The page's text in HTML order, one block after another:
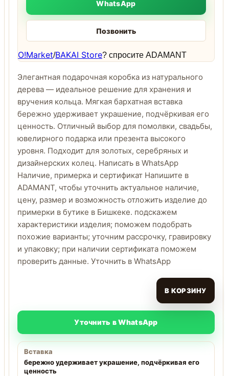
WhatsApp
Позвонить
O!Market/BAKAI Store? спросите ADAMANT
Элегантная подарочная коробка из натурального
дерева — идеальное решение для хранения и
вручения кольца. Мягкая бархатная вставка
бережно удерживает украшение, подчёркивая его
ценность. Отличный выбор для помолвки, свадьбы,
ювелирного подарка или презента высокого
уровня. Подходит для золотых, серебряных и
дизайнерских колец. Написать в WhatsApp
Наличие, примерка и сертификат Напишите в
ADAMANT, чтобы уточнить актуальное наличие,
цену, размер и возможность отложить изделие до
примерки в бутике в Бишкеке. подскажем
характеристики изделия; поможем подобрать
похожие варианты; уточним рассрочку, гравировку
и упаковку; при наличии сертификата поможем
проверить данные. Уточнить в WhatsApp
В КОРЗИНУ
Уточнить в WhatsApp
Вставка
бережно удерживает украшение, подчёркивая его
ценность